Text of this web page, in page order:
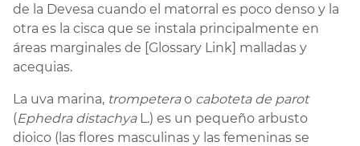
de la Devesa cuando el matorral es poco denso y la
otra es la cisca que se instala principalmente en
áreas marginales de [Glossary Link] malladas y
acequias.
La uva marina, trompeterao caboteta de parot
(Ephedra distachyaL.) es un pequeño arbusto
dioico (las flores masculinas y las femeninas se